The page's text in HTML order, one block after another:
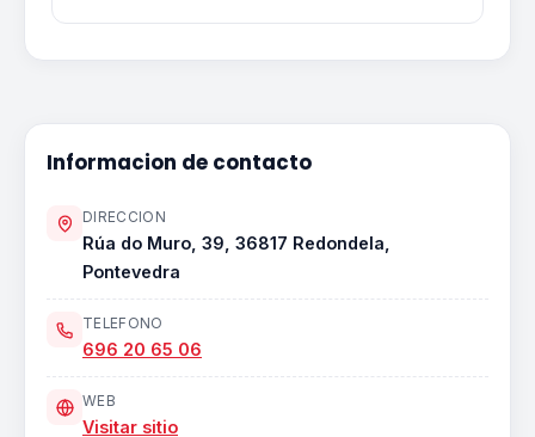
Informacion de contacto
DIRECCION
Rúa do Muro, 39, 36817 Redondela,
Pontevedra
TELEFONO
696 20 65 06
WEB
Visitar sitio